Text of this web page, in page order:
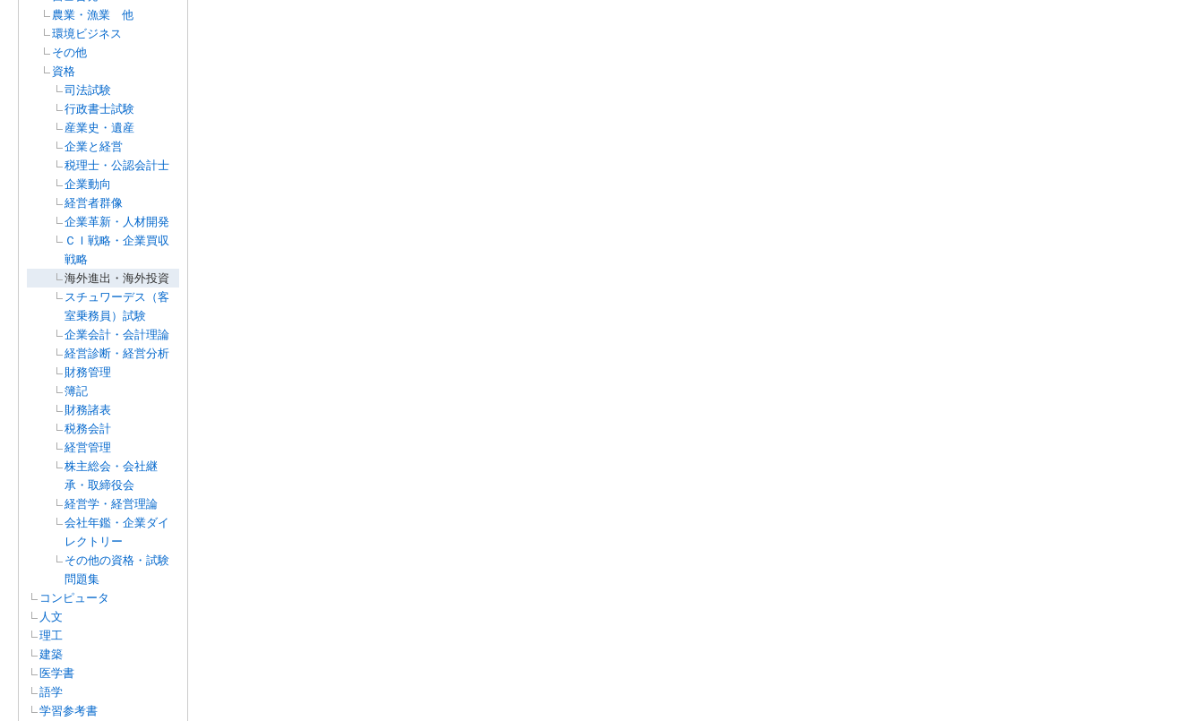
農業・漁業 他
環境ビジネス
その他
資格
司法試験
行政書士試験
産業史・遺産
企業と経営
税理士・公認会計士
企業動向
経営者群像
企業革新・人材開発
ＣＩ戦略・企業買収
戦略
海外進出・海外投資
スチュワーデス（客
室乗務員）試験
企業会計・会計理論
経営診断・経営分析
財務管理
簿記
財務諸表
税務会計
経営管理
株主総会・会社継
承・取締役会
経営学・経営理論
会社年鑑・企業ダイ
レクトリー
その他の資格・試験
問題集
コンピュータ
人文
理工
建築
医学書
語学
学習参考書